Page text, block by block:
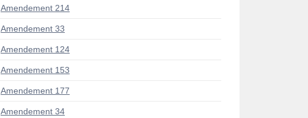
Amendement 214
Amendement 33
Amendement 124
Amendement 153
Amendement 177
Amendement 34